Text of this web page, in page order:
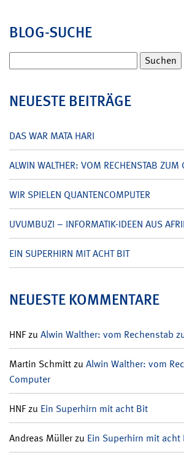
BLOG-SUCHE
nach:
NEUESTE BEITRÄGE
DAS WAR MATA HARI
ALWIN WALTHER: VOM RECHENSTAB ZUM
WIR SPIELEN QUANTENCOMPUTER
UVUMBUZI – INFORMATIK-IDEEN AUS
EIN SUPERHIRN MIT ACHT BIT
NEUESTE KOMMENTARE
HNFzu Alwin Walther: vom Rechenstab
Martin Schmittzu Alwin Walther: vom
Computer
HNFzu Ein Superhirn mit acht Bit
Andreas Müllerzu Ein Superhirn mit acht